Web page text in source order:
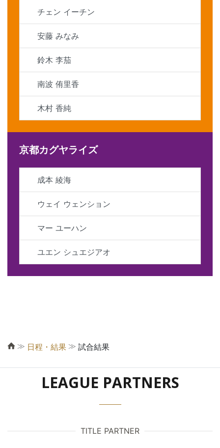
チェン イーチン
安藤 みなみ
鈴木 李茄
南波 侑里香
木村 香純
京都カグヤライズ
成本 綾海
ウェイ ウェンション
マー ユーハン
ユエン シュエジアオ
≫ 日程・結果 ≫ 試合結果
LEAGUE PARTNERS
TITLE PARTNER